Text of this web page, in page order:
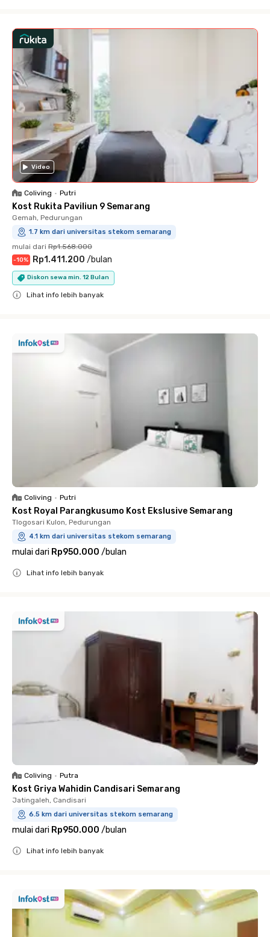
Video
Coliving • Putri
Kost Rukita Paviliun 9 Semarang
Gemah, Pedurungan
1.7 km dari universitas stekom semarang
mulai dari Rp1.568.000
-10% Rp1.411.200 /bulan
Diskon sewa min. 12 Bulan
Lihat info lebih banyak
Coliving • Putri
Kost Royal Parangkusumo Kost Ekslusive Semarang
Tlogosari Kulon, Pedurungan
4.1 km dari universitas stekom semarang
mulai dari Rp950.000 /bulan
Lihat info lebih banyak
Coliving • Putra
Kost Griya Wahidin Candisari Semarang
Jatingaleh, Candisari
6.5 km dari universitas stekom semarang
mulai dari Rp950.000 /bulan
Lihat info lebih banyak